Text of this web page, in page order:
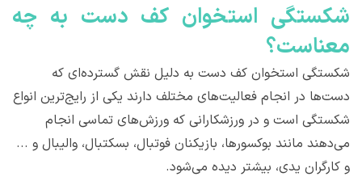
شکستگی استخوان کف دست به چه
معناست؟
شکستگی استخوان کف دست به دلیل نقش گسترده‌ای که
دست‌ها در انجام فعالیت‌های مختلف دارند یکی از رایج‌ترین انواع
شکستگی است و در ورزشکارانی که ورزش‌های تماسی انجام
می‌دهند مانند بوکسورها، بازیکنان فوتبال، بسکتبال، والیبال و ...
و کارگران یدی، بیشتر دیده می‌شود.